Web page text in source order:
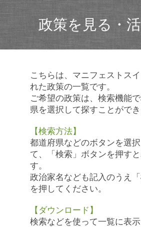
政策を見る・
こちらは、マニフェストス
れた政策の一覧です。
ご希望の政策は、検索機能
県を選択して探すことができ
【検索方法】
都道府県などのボタンを選
て、「検索」ボタンを押す
す。
政治家名なども記入のうえ
を押してください。
【ダウンロード】
検索などを使って一覧に表